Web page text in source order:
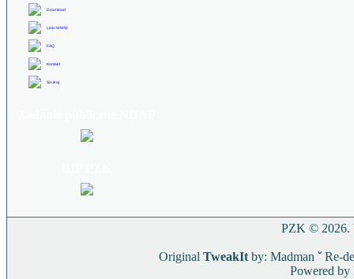
Download
Linki WWW
FAQ
Kontakt
Szukaj
PZK © 2026.
Original TweakItby: Madman ˇRe-
Powered